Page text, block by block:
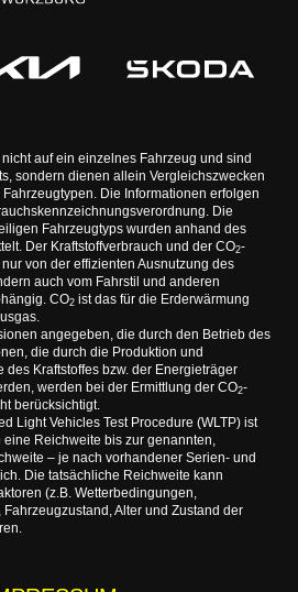
auf ein einzelnes Fahrzeug und sind
sondern dienen allein Vergleichszwecken
Die Informationen erfolgen
Die
Fahrzeugtyps wurden anhand des
Der Kraftstoffverbrauch und der CO2-
von der effizienten Ausnutzung des
auch vom Fahrstil und anderen
CO2ist das für die Erderwärmung
angegeben, die durch den Betrieb des
die durch die Produktion und
des Kraftstoffes bzw. der Energieträger
werden bei der Ermittlung der CO2-
berücksichtigt.
Light Vehicles Test Procedure (WLTP) ist
Reichweite bis zur genannten,
– je nach vorhandener Serien- und
Die tatsächliche Reichweite kann
(z.B. Wetterbedingungen,
Alter und Zustand der